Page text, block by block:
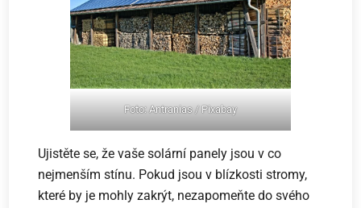
Foto: Antranias / Pixabay
Ujistěte se, že vaše solární panely jsou v co
nejmenším stínu. Pokud jsou v blízkosti stromy,
které by je mohly zakrýt, nezapomeňte do svého